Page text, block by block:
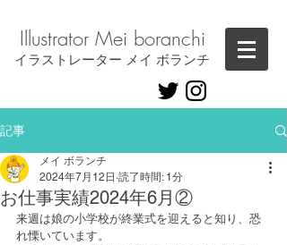
Illustrator ​Mei boranchi
​イラストレーター メイ ボランチ
記事
お仕事実績2024年6月②
メイ ボランチ
2024年7月12日 読了時間: 1分
来週は娘の小学校が終業式を迎えると知り、恐
れ慄いています。